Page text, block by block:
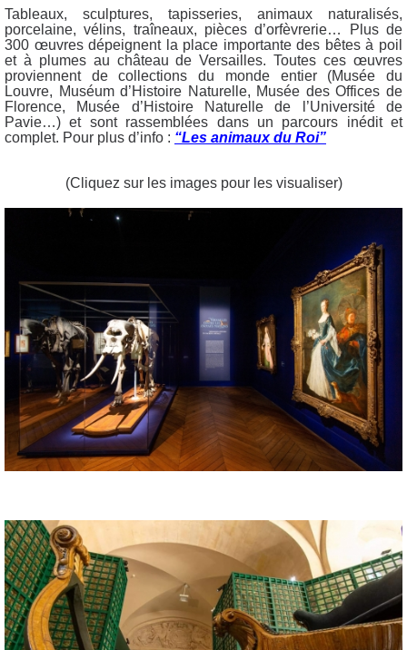
Tableaux, sculptures, tapisseries, animaux naturalisés,
porcelaine, vélins, traîneaux, pièces d’orfèvrerie… Plus de
300 œuvres dépeignent la place importante des bêtes à poil
et à plumes au château de Versailles. Toutes ces œuvres
proviennent de collections du monde entier (Musée du
Louvre, Muséum d’Histoire Naturelle, Musée des Offices de
Florence, Musée d’Histoire Naturelle de l’Université de
Pavie…) et sont rassemblées dans un parcours inédit et
complet. Pour plus d’info : “Les animaux du Roi”
(Cliquez sur les images pour les visualiser)